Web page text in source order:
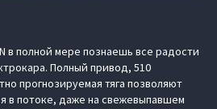
в полной мере познаешь все радости
Полный привод, 510
прогнозируемая тяга позволяют
в потоке, даже на свежевыпавшем